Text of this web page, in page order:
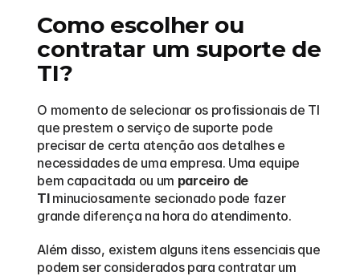
Como escolher ou
contratar um suporte de
TI?
O momento de selecionar os profissionais de TI
que prestem o serviço de suporte pode
precisar de certa atenção aos detalhes e
necessidades de uma empresa. Uma equipe
bem capacitada ou um parceiro de
TI minuciosamente secionado pode fazer
grande diferença na hora do atendimento.
Além disso, existem alguns itens essenciais que
podem ser considerados para contratar um